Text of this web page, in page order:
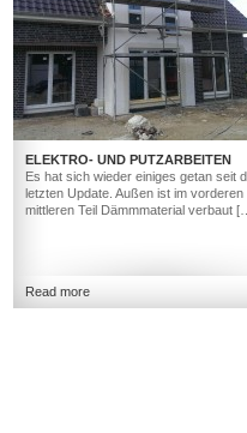
ELEKTRO- UND PUTZARBEITEN
Es hat sich wieder einiges getan seit
letzten Update. Außen ist im vorderen
mittleren Teil Dämmmaterial verbaut
Read more